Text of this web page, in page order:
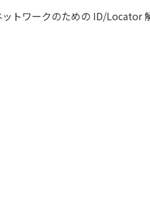
トワークのための ID/Locator